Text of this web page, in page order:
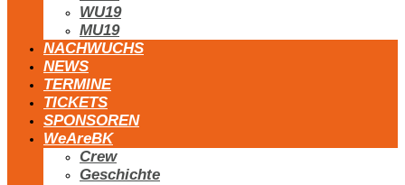
WU19
MU19
NACHWUCHS
NEWS
TERMINE
TICKETS
SPONSOREN
WeAreBK
Crew
Geschichte